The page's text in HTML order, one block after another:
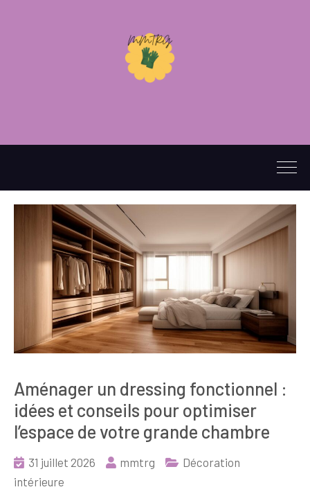
Aménager un dressing fonctionnel :
idées et conseils pour optimiser
l’espace de votre grande chambre
31 juillet 2026 mmtrg
Décoration
intérieure